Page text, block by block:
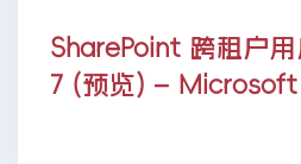
SharePoint 跨租户
7 (预览) – Microsoft 365 Enterprise